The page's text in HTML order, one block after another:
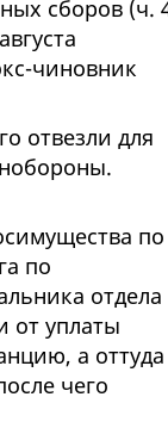
сборов (ч.
чиновник
отвезли для
по
по
отдела
от уплаты
а оттуда
чего